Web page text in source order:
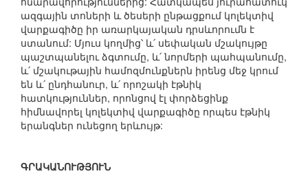
ազգային տոների և ծեսերի ընթացքում կոլեկտիվ
վարքագիծը իր առարկայական դրսևորումն է
ստանում: Մյուս կողմից՝ և՛ սեփական մշակույթը
պաշտպանելու ձգտումը, և՛ նորմերի պահպանումը,
և՛ մշակութային համոզմունքներն իրենց մեջ կրում
են և՛ ընդհանուր, և՛ որոշակի էթնիկ
հատկություններ, որոնցով էլ փորձեցինք
հիմնավորել կոլեկտիվ վարքագիծը որպես էթնիկ
երանգներ ունեցող երևույթ:
ԳՐԱԿԱՆՈՒԹՅՈՒՆ